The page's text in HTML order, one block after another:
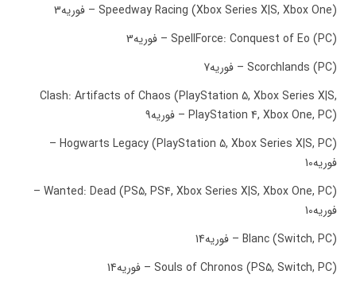
Speedway Racing (Xbox Series X|S, Xbox One) – فوریه3
SpellForce: Conquest of Eo (PC) – فوریه3
Scorchlands (PC) – فوریه7
Clash: Artifacts of Chaos (PlayStation 5, Xbox Series X|S,
PlayStation 4, Xbox One, PC) – فوریه9
Hogwarts Legacy (PlayStation 5, Xbox Series X|S, PC) –
فوریه10
Wanted: Dead (PS5, PS4, Xbox Series X|S, Xbox One, PC) –
فوریه10
Blanc (Switch, PC) – فوریه14
Souls of Chronos (PS5, Switch, PC) – فوریه14